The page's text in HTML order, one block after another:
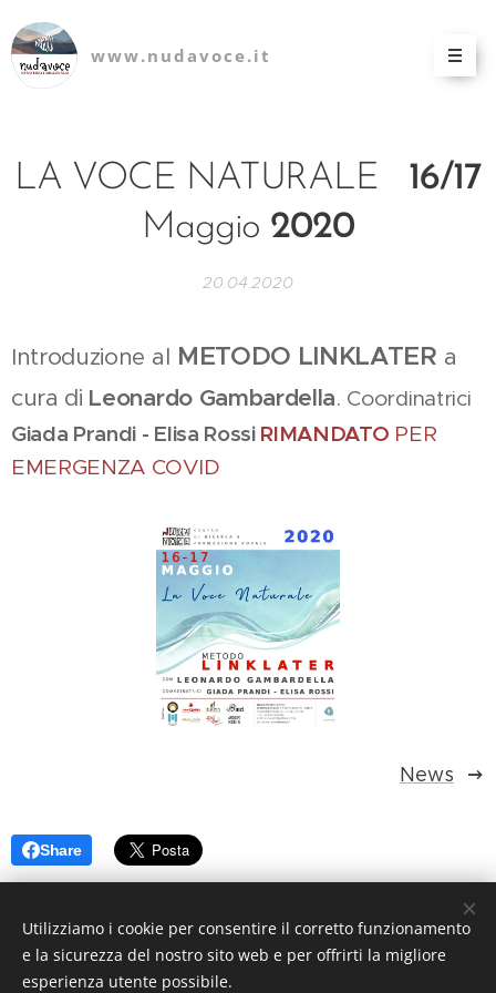
www.nudavoce.it
LA VOCE NATURALE 16/17
Maggio 2020
20.04.2020
Introduzione al METODO LINKLATER a
cura di Leonardo Gambardella. Coordinatrici
Giada Prandi - Elisa Rossi RIMANDATO PER
EMERGENZA COVID
News
Share
Utilizziamo i cookie per consentire il corretto funzionamento
e la sicurezza del nostro sito web e per offrirti la migliore
esperienza utente possibile.